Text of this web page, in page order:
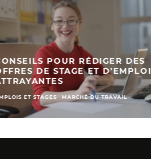
POUR RÉDIGER DES
DE STAGE ET D’EMPLOI
ET STAGES MARCHÉ DU TRAVAIL